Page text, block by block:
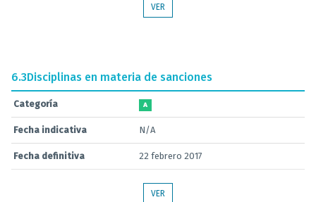
VER
6.3Disciplinas en materia de sanciones
Categoría A
Fecha indicativa N/A
Fecha definitiva 22 febrero 2017
VER